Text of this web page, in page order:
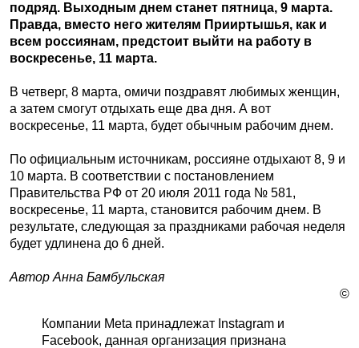
подряд. Выходным днем станет пятница, 9 марта.
Правда, вместо него жителям Прииртышья, как и
всем россиянам, предстоит выйти на работу в
воскресенье, 11 марта.
В четверг, 8 марта, омичи поздравят любимых женщин,
а затем смогут отдыхать еще два дня. А вот
воскресенье, 11 марта, будет обычным рабочим днем.
По официальным источникам, россияне отдыхают 8, 9 и
10 марта. В соответствии с постановлением
Правительства РФ от 20 июля 2011 года № 581,
воскресенье, 11 марта, становится рабочим днем. В
результате, следующая за праздниками рабочая неделя
будет удлинена до 6 дней.
Автор Анна Бамбульская
©
Компании Meta принадлежат Instagram и
Facebook, данная организация признана